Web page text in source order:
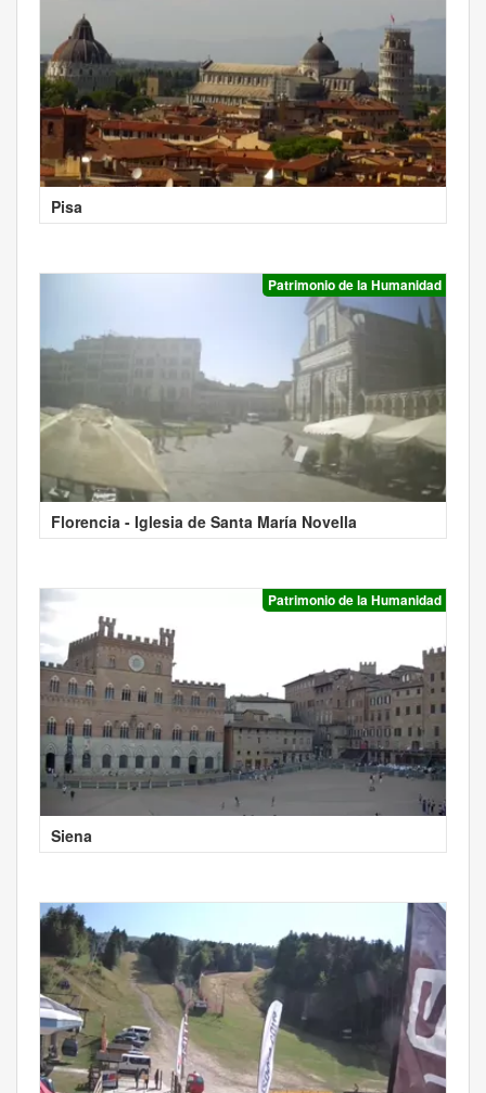
Pisa
Patrimonio de la Humanidad
Florencia - Iglesia de Santa María Novella
Patrimonio de la Humanidad
Siena